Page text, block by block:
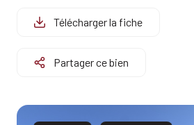
PROFESSIONNEL
BIENS
VENDUS
ESTIMATION
Télécharger la fiche
Partager ce bien